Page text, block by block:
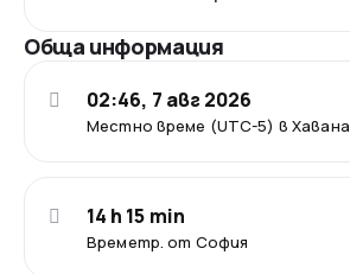
Обща информация
Местно време (UTC-5) в Хавана
02:46, 7 авг 2026
Времетр. от София
14 h 15 min